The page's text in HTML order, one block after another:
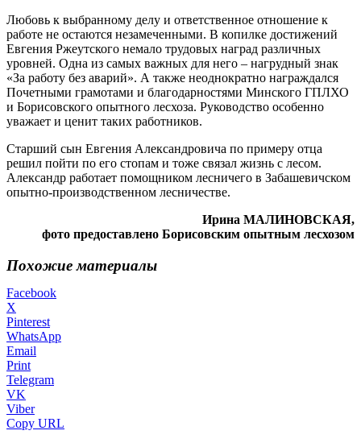
Любовь к выбранному делу и ответственное отношение к
работе не остаются незамеченными. В копилке достижений
Евгения Ржеутского немало трудовых наград различных
уровней. Одна из самых важных для него – нагрудный знак
«За работу без аварий». А также неоднократно награждался
Почетными грамотами и благодарностями Минского ГПЛХО
и Борисовского опытного лесхоза. Руководство особенно
уважает и ценит таких работников.
Старший сын Евгения Александровича по примеру отца
решил пойти по его стопам и тоже связал жизнь с лесом.
Александр работает помощником лесничего в Забашевичском
опытно-производственном лесничестве.
Ирина МАЛИНОВСКАЯ,
фото предоставлено Борисовским опытным лесхозом
Похожие материалы
Facebook
X
Pinterest
WhatsApp
Email
Print
Telegram
VK
Viber
Copy URL